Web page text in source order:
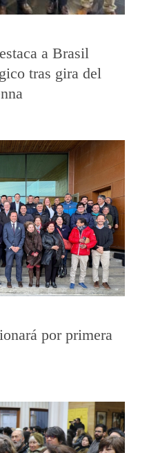
a Brasil
tras gira del
por primera